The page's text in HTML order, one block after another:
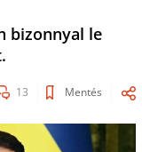
bizonnyal le
13 Mentés